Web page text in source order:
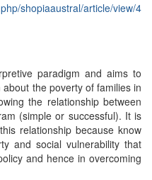
shopiaaustral/article/view/4
paradigm and aims to
the poverty of families in
the relationship between
(simple or successful). It is
relationship because know
and social vulnerability that
and hence in overcoming